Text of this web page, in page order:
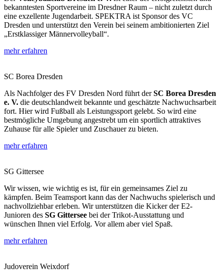
bekanntesten Sportvereine im Dresdner Raum – nicht zuletzt durch
eine exzellente Jugendarbeit. SPEKTRA ist Sponsor des VC
Dresden und unterstützt den Verein bei seinem ambitionierten Ziel
„Erstklassiger Männervolleyball“.
mehr erfahren
SC Borea Dresden
Als Nachfolger des FV Dresden Nord führt derSC Borea Dresden
e. V. die deutschlandweit bekannte und geschätzte Nachwuchsarbeit
fort. Hier wird Fußball als Leistungssport gelebt. So wird eine
bestmögliche Umgebung angestrebt um ein sportlich attraktives
Zuhause für alle Spieler und Zuschauer zu bieten.
mehr erfahren
SG Gittersee
Wir wissen, wie wichtig es ist, für ein gemeinsames Ziel zu
kämpfen. Beim Teamsport kann das der Nachwuchs spielerisch und
nachvollziehbar erleben. Wir unterstützen die Kicker der E2-
Junioren des SG Gittersee bei der Trikot-Ausstattung und
wünschen Ihnen viel Erfolg. Vor allem aber viel Spaß.
mehr erfahren
Judoverein Weixdorf